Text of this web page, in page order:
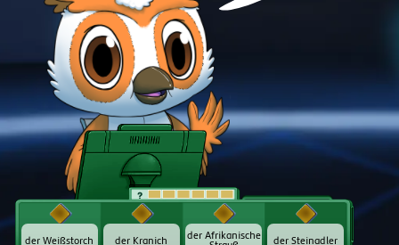
t
der Weißstorch der Kranich
der Afrikanische
der Steinadler